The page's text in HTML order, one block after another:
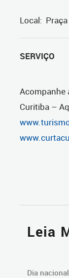
Local:
SERVIÇO
Acompanhe
Curitiba –
Leia
Dia nacional